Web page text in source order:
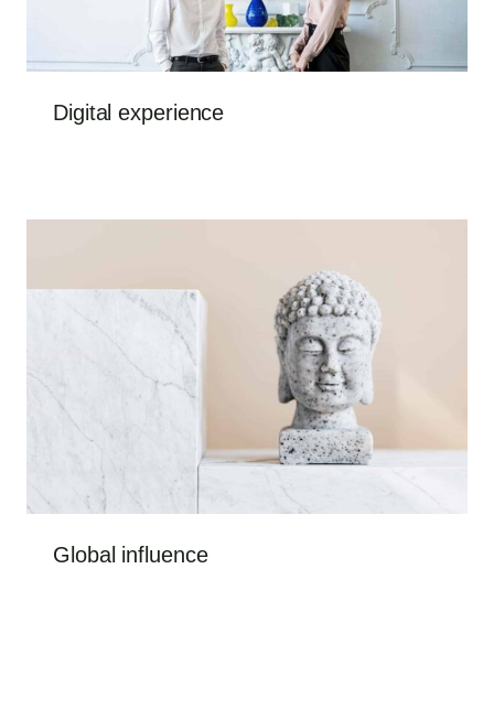
Digital experience
Global influence